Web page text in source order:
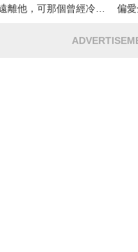
離他，可那個曾經冷漠
偏愛